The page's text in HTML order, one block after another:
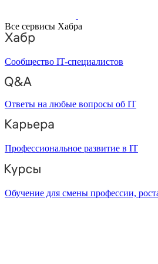
Все сервисы Хабра
Сообщество IT-специалистов
Ответы на любые вопросы об IT
Профессиональное развитие в IT
Обучение для смены профессии,